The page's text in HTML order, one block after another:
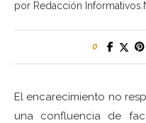
por Redacción
0
El encarecimiento no
una confluencia de